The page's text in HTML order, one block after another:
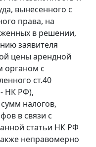
вынесенного с
права, на
в решении,
заявителя
цены арендной
органом с
ст.40
- НК РФ),
налогов,
в связи с
статьи НК РФ
неправомерно